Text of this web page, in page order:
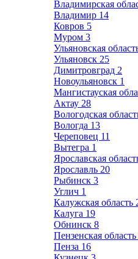
Владимирская
Владимир 14
Ковров 5
Муром 3
Ульяновская
Ульяновск 25
Димитровград 2
Новоульяновск 1
Мангистауская
Актау 28
Вологодская
Вологда 13
Череповец 11
Вытегра 1
Ярославская
Ярославль 20
Рыбинск 3
Углич 1
Калужская область
Калуга 19
Обнинск 8
Пензенская область
Пенза 16